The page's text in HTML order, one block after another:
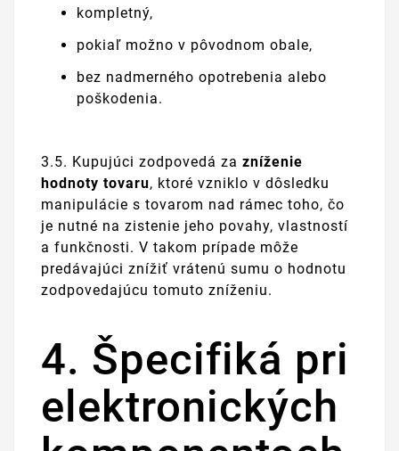
kompletný,
pokiaľ možno v pôvodnom obale,
bez nadmerného opotrebenia alebo
poškodenia.
3.5. Kupujúci zodpovedá za zníženie
hodnoty tovaru, ktoré vzniklo v dôsledku
manipulácie s tovarom nad rámec toho, čo
je nutné na zistenie jeho povahy, vlastností
a funkčnosti. V takom prípade môže
predávajúci znížiť vrátenú sumu o hodnotu
zodpovedajúcu tomuto zníženiu.
4. Špecifiká pri
elektronických